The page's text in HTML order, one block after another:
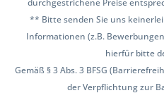
durchgestrichene Preise
** Bitte senden Sie uns
Informationen (z.B.
hierfür bitte
Gemäß § 3 Abs. 3 BFSG
der Verpflichtung zur